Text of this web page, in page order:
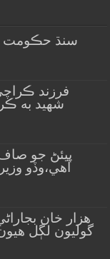
شهيد به
پيئڻ جو صاف
آهي،وڏو
گوليون لڳل